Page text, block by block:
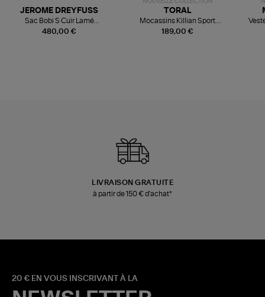
480,00 €
JEROME DREYFUSS
Sac Bobi S Cuir Lamé
Champagne
189,00 €
TORAL
Mocassins Killian Sport
Mousse
LIVRAISON GRATUITE
à partir de 150 € d'achat*
20 € EN VOUS INSCRIVANT À LA